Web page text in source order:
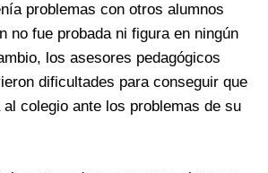
problemas con otros alumnos
no fue probada ni figura en ningún
los asesores pedagógicos
dificultades para conseguir que
al colegio ante los problemas de su